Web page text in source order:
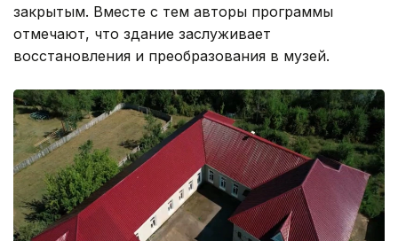
закрытым. Вместе с тем авторы программы
отмечают, что здание заслуживает
восстановления и преобразования в музей.